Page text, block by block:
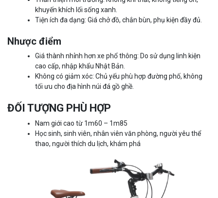
khuyến khích lối sống xanh.
Tiện ích đa dạng: Giá chở đồ, chắn bùn, phụ kiện đầy đủ.
Nhược điểm
Giá thành nhỉnh hơn xe phổ thông: Do sử dụng linh kiện
cao cấp, nhập khẩu Nhật Bản.
Không có giảm xóc: Chủ yếu phù hợp đường phố, không
tối ưu cho địa hình núi đá gồ ghề.
ĐỐI TƯỢNG PHÙ HỢP
Nam giới cao từ 1m60 – 1m85
Học sinh, sinh viên, nhân viên văn phòng, người yêu thể
thao, người thích du lịch, khám phá